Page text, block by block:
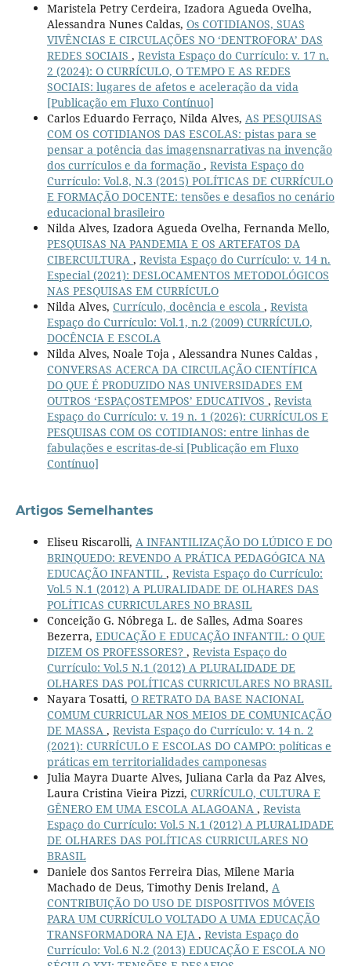
Maristela Petry Cerdeira, Izadora Agueda Ovelha,
Alessandra Nunes Caldas, Os COTIDIANOS, SUAS
VIVÊNCIAS E CIRCULAÇÕES NO ‘DENTROFORA’ DAS
REDES SOCIAIS , Revista Espaço do Currículo: v. 17 n.
2 (2024): O CURRÍCULO, O TEMPO E AS REDES
SOCIAIS: lugares de afetos e aceleração da vida
[Publicação em Fluxo Contínuo]
Carlos Eduardo Ferraço, Nilda Alves, AS PESQUISAS
COM OS COTIDIANOS DAS ESCOLAS: pistas para se
pensar a potência das imagensnarrativas na invenção
dos currículos e da formação , Revista Espaço do
Currículo: Vol.8, N.3 (2015) POLÍTICAS DE CURRÍCULO
E FORMAÇÃO DOCENTE: tensões e desafios no cenário
educacional brasileiro
Nilda Alves, Izadora Agueda Ovelha, Fernanda Mello,
PESQUISAS NA PANDEMIA E OS ARTEFATOS DA
CIBERCULTURA , Revista Espaço do Currículo: v. 14 n.
Especial (2021): DESLOCAMENTOS METODOLÓGICOS
NAS PESQUISAS EM CURRÍCULO
Nilda Alves, Currículo, docência e escola , Revista
Espaço do Currículo: Vol.1, n.2 (2009) CURRÍCULO,
DOCÊNCIA E ESCOLA
Nilda Alves, Noale Toja , Alessandra Nunes Caldas ,
CONVERSAS ACERCA DA CIRCULAÇÃO CIENTÍFICA
DO QUE É PRODUZIDO NAS UNIVERSIDADES EM
OUTROS ‘ESPAÇOSTEMPOS’ EDUCATIVOS , Revista
Espaço do Currículo: v. 19 n. 1 (2026): CURRÍCULOS E
PESQUISAS COM OS COTIDIANOS: entre linhas de
fabulações e escritas-de-si [Publicação em Fluxo
Contínuo]
Artigos Semelhantes
Eliseu Riscarolli, A INFANTILIZAÇÃO DO LÚDICO E DO
BRINQUEDO: REVENDO A PRÁTICA PEDAGÓGICA NA
EDUCAÇÃO INFANTIL , Revista Espaço do Currículo:
Vol.5 N.1 (2012) A PLURALIDADE DE OLHARES DAS
POLÍTICAS CURRICULARES NO BRASIL
Conceição G. Nóbrega L. de Salles, Adma Soares
Bezerra, EDUCAÇÃO E EDUCAÇÃO INFANTIL: O QUE
DIZEM OS PROFESSORES? , Revista Espaço do
Currículo: Vol.5 N.1 (2012) A PLURALIDADE DE
OLHARES DAS POLÍTICAS CURRICULARES NO BRASIL
Nayara Tosatti, O RETRATO DA BASE NACIONAL
COMUM CURRICULAR NOS MEIOS DE COMUNICAÇÃO
DE MASSA , Revista Espaço do Currículo: v. 14 n. 2
(2021): CURRÍCULO E ESCOLAS DO CAMPO: políticas e
práticas em territorialidades camponesas
Julia Mayra Duarte Alves, Juliana Carla da Paz Alves,
Laura Cristina Vieira Pizzi, CURRÍCULO, CULTURA E
GÊNERO EM UMA ESCOLA ALAGOANA , Revista
Espaço do Currículo: Vol.5 N.1 (2012) A PLURALIDADE
DE OLHARES DAS POLÍTICAS CURRICULARES NO
BRASIL
Daniele dos Santos Ferreira Dias, Milene Maria
Machado de Deus, Timothy Denis Ireland, A
CONTRIBUIÇÃO DO USO DE DISPOSITIVOS MÓVEIS
PARA UM CURRÍCULO VOLTADO A UMA EDUCAÇÃO
TRANSFORMADORA NA EJA , Revista Espaço do
Currículo: Vol.6 N.2 (2013) EDUCAÇÃO E ESCOLA NO